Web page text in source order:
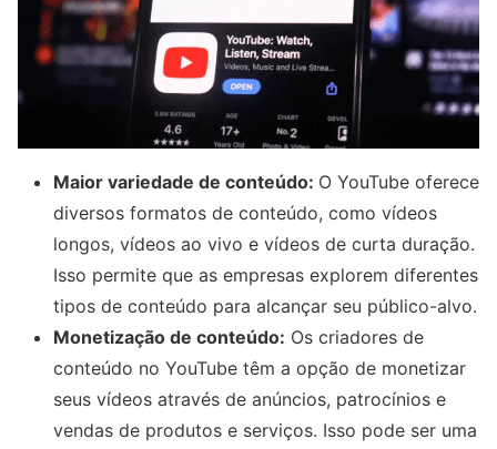
Maior variedade de conteúdo: O YouTube oferece
diversos formatos de conteúdo, como vídeos
longos, vídeos ao vivo e vídeos de curta duração.
Isso permite que as empresas explorem diferentes
tipos de conteúdo para alcançar seu público-alvo.
Monetização de conteúdo: Os criadores de
conteúdo no YouTube têm a opção de monetizar
seus vídeos através de anúncios, patrocínios e
vendas de produtos e serviços. Isso pode ser uma